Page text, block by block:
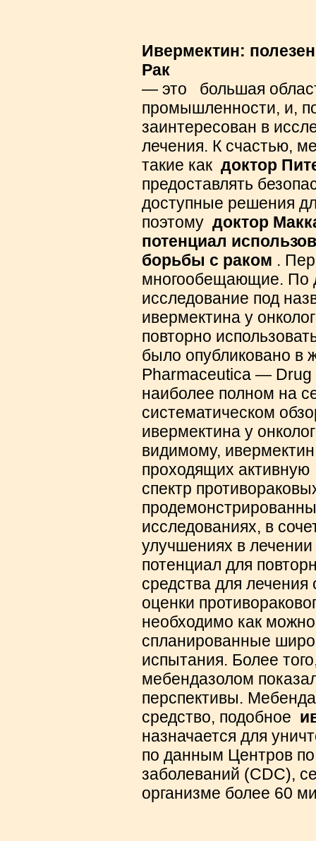
Ивермектин:
Рак
— это
большая
промышленности, и,
заинтересован в
лечения. К счастью,
такие как доктор
предоставлять
доступные решения
поэтому доктор
потенциал
борьбы с раком .
многообещающие. По
исследование под
ивермектина у
повторно
было опубликовано в
Pharmaceutica —
наиболее полном на
систематическом
ивермектина у
видимому,
проходящих
спектр
исследованиях, в
улучшениях в
потенциал для
средства для лечения
оценки
необходимо как
спланированные
испытания. Более
мебендазолом
перспективы.
средство, подобное
назначается для
по данным Центров
заболеваний (CDC),
организме более 60